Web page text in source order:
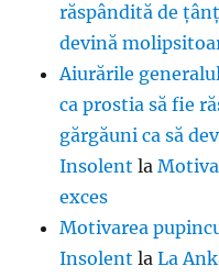
răspândită de
devină
Aiurările
ca prostia să fie
gărgăuni ca să
Insolent la
exces
Motivarea
Insolent laLa